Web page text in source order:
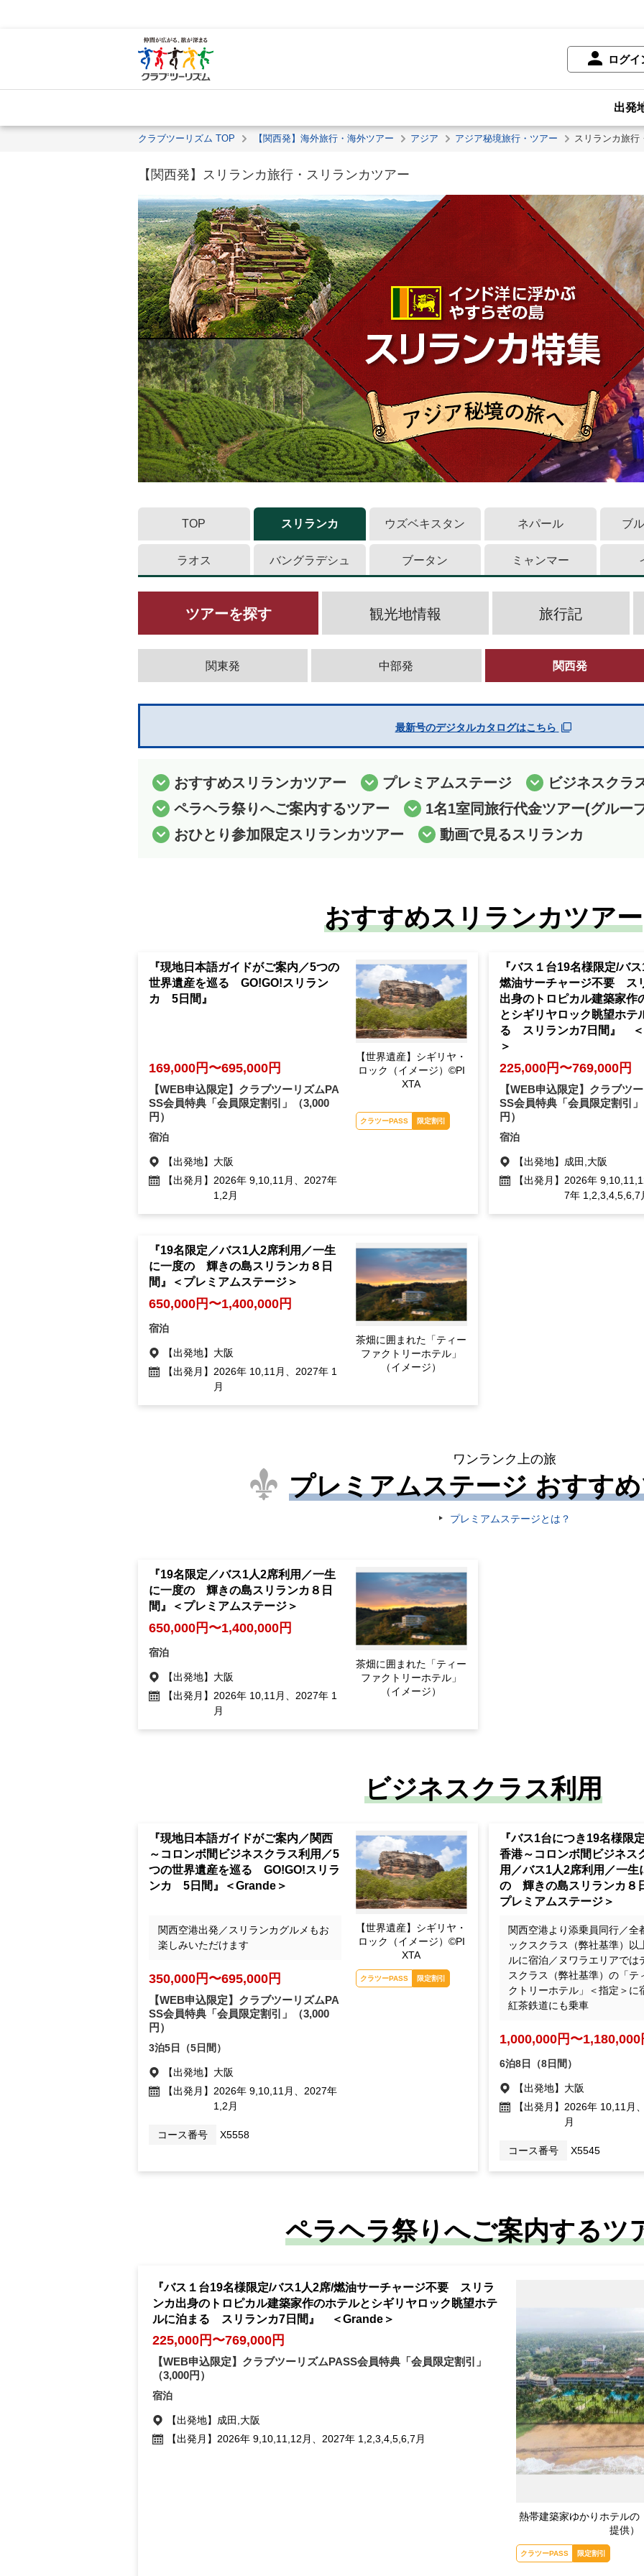
ログイ
出発
クラブツーリズム TOP 【関西発】海外旅行・海外ツアー アジア アジア秘境旅行・ツアー スリランカ旅行
【関西発】スリランカ旅行・スリランカツアー
TOP スリランカ ウズベキスタン ネパール ブ
ラオス バングラデシュ ブータン ミャンマー
ツアーを探す 観光地情報 旅行記
関東発 中部発 関西発
最新号のデジタルカタログはこちら
おすすめスリランカツアー プレミアムステージ
ビジネスクラ
ペラヘラ祭りへご案内するツアー
1名1室同旅行代金ツアー(グルー
おひとり参加限定スリランカツアー
動画で見るスリランカ
おすすめスリランカツアー
【世界遺産】シギリヤ・
ロック（イメージ）©PI
XTA
クラツーPASS 限定割引
『現地日本語ガイドがご案内／5つの
世界遺産を巡る GO!GO!スリラン
カ 5日間』
169,000円〜695,000円
【WEB申込限定】クラブツーリズムPA
SS会員特典「会員限定割引」
（3,000
円）
宿泊
【出発地】 大阪
【出発月】 2026年 9,10,11月、2027年
1,2月
『バス１台19名様限定/バ
燃油サーチャージ不要 ス
出身のトロピカル建築家作
とシギリヤロック眺望ホテ
る スリランカ7日間』
＞
225,000円〜769,000円
【WEB申込限定】クラブツ
SS会員特典「会員限定割引」
円）
宿泊
【出発地】 成田,大阪
【出発月】 2026年
7年 1,2,3,4,5,6,7
茶畑に囲まれた「ティー
ファクトリーホテル」
（イメージ）
『19名限定／バス1人2席利用／一生
に一度の 輝きの島スリランカ８日
間』＜プレミアムステージ＞
650,000円〜1,400,000円
宿泊
【出発地】 大阪
【出発月】 2026年 10,11月、2027年 1
月
ワンランク上の旅
プレミアムステージ おすす
プレミアムステージとは？
茶畑に囲まれた「ティー
ファクトリーホテル」
（イメージ）
『19名限定／バス1人2席利用／一生
に一度の 輝きの島スリランカ８日
間』＜プレミアムステージ＞
650,000円〜1,400,000円
宿泊
【出発地】 大阪
【出発月】 2026年 10,11月、2027年 1
月
ビジネスクラス利用
【世界遺産】シギリヤ・
ロック（イメージ）©PI
XTA
クラツーPASS 限定割引
『現地日本語ガイドがご案内／関西
～コロンボ間ビジネスクラス利用／5
つの世界遺産を巡る GO!GO!スリラ
ンカ 5日間』＜Grande＞
関西空港出発／スリランカグルメもお
楽しみいただけます
350,000円〜695,000円
【WEB申込限定】クラブツーリズムPA
SS会員特典「会員限定割引」
（3,000
円）
3泊5日（5日間）
【出発地】 大阪
【出発月】 2026年 9,10,11月、2027年
1,2月
コース番号 X5558
『バス1台につき19名様限
香港～コロンボ間ビジネス
用／バス1人2席利用／一生
の 輝きの島スリランカ８
プレミアムステージ＞
関西空港より添乗員同行／全
ックスクラス（弊社基準）以
ルに宿泊／ヌワラエリアでは
スクラス（弊社基準）の「テ
クトリーホテル」＜指定＞に
紅茶鉄道にも乗車
1,000,000円〜1,180,000
6泊8日（8日間）
【出発地】 大阪
【出発月】 2026年 10,11月
月
コース番号 X5545
ペラヘラ祭りへご案内するツ
熱帯建築家ゆかりホテル
提供）
クラツーPASS 限定割引
『バス１台19名様限定/バス1人2席/燃油サーチャージ不要 スリラ
ンカ出身のトロピカル建築家作のホテルとシギリヤロック眺望ホテ
ルに泊まる スリランカ7日間』 ＜Grande＞
225,000円〜769,000円
【WEB申込限定】クラブツーリズムPASS会員特典「会員限定割引」
（3,000円）
宿泊
【出発地】 成田,大阪
【出発月】 2026年 9,10,11,12月、2027年 1,2,3,4,5,6,7月